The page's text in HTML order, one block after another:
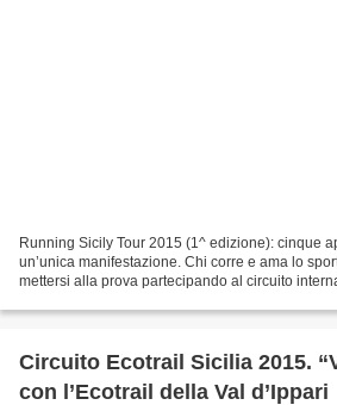
Running Sicily Tour 2015 (1^ edizione): cinque
un’unica manifestazione. Chi corre e ama lo
mettersi alla prova partecipando al circuito
Circuito Ecotrail Sicilia 2015.
con l’Ecotrail della Val d’Ippari